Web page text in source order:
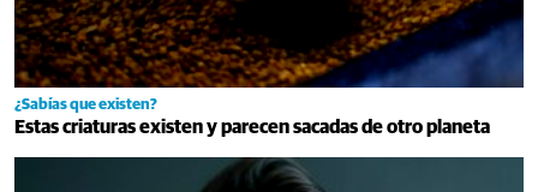
¿Sabías que existen?
Estas criaturas existen y parecen sacadas de otro planeta